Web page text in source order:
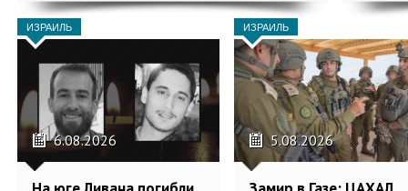
ИЗРАИЛЬ
6.08.2026
ИЗРАИЛЬ
5.08.2026